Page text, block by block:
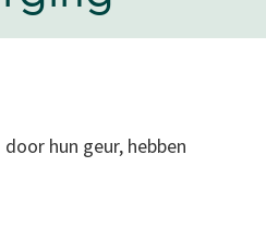
hun geur, hebben